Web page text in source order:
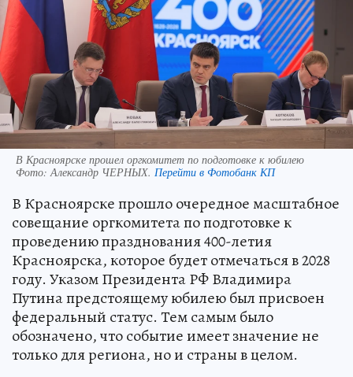
В Красноярске прошел оргкомитет по подготовке к юбилею
Фото: Александр ЧЕРНЫХ. Перейти в Фотобанк КП
В Красноярске прошло очередное масштабное
совещание оргкомитета по подготовке к
проведению празднования 400-летия
Красноярска, которое будет отмечаться в 2028
году. Указом Президента РФ Владимира
Путина предстоящему юбилею был присвоен
федеральный статус. Тем самым было
обозначено, что событие имеет значение не
только для региона, но и страны в целом.